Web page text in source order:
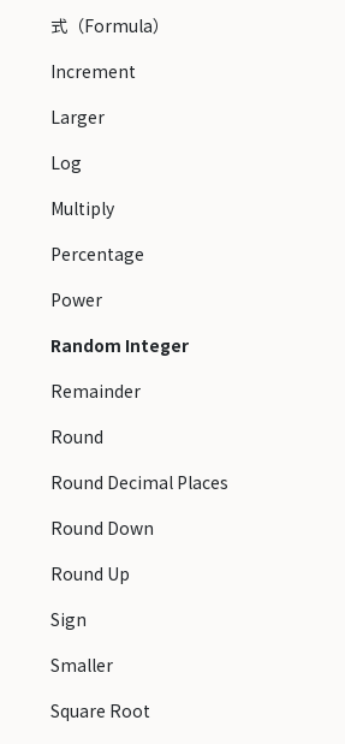
式（Formula）
Increment
Larger
Log
Multiply
Percentage
Power
Random Integer
Remainder
Round
Round Decimal Places
Round Down
Round Up
Sign
Smaller
Square Root